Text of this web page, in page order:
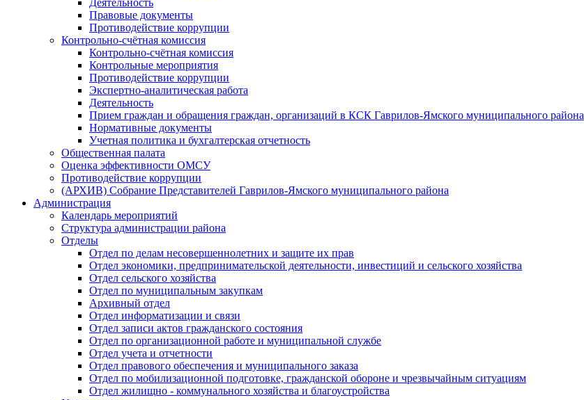
Деятельность
Правовые документы
Противодействие коррупции
Контрольно-счётная комиссия
Контрольно-счётная комиссия
Контрольные мероприятия
Противодействие коррупции
Экспертно-аналитическая работа
Деятельность
Прием граждан и обращения граждан, организаций в КСК Гаврилов-Ямского муниципального района
Нормативные документы
Учетная политика и бухгалтерская отчетность
Общественная палата
Оценка эффективности ОМСУ
Противодействие коррупции
(АРХИВ) Собрание Представителей Гаврилов-Ямского муниципального района
Администрация
Календарь мероприятий
Структура администрации района
Отделы
Отдел по делам несовершеннолетних и защите их прав
Отдел экономики, предпринимательской деятельности, инвестиций и сельского хозяйства
Отдел сельского хозяйства
Отдел по муниципальным закупкам
Архивный отдел
Отдел информатизации и связи
Отдел записи актов гражданского состояния
Отдел по организационной работе и муниципальной службе
Отдел учета и отчетности
Отдел правового обеспечения и муниципального заказа
Отдел по мобилизационной подготовке, гражданской обороне и чрезвычайным ситуациям
Отдел жилищно - коммунального хозяйства и благоустройства